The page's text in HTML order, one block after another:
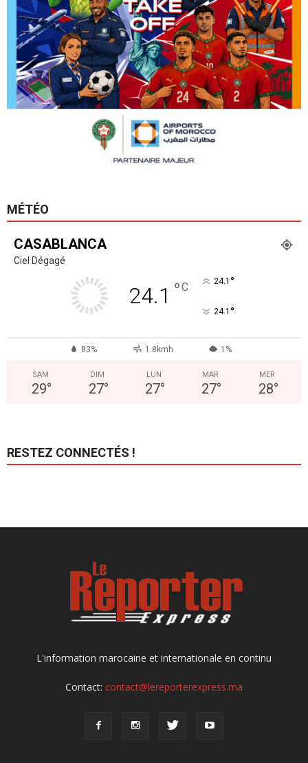
MÉTÉO
CASABLANCA
Ciel Dégagé
24.1 °C 24.1 °
24.1 °
83% 1.8kmh 1%
SAM
29°
DIM
27°
LUN
27°
MAR
27°
MER
28°
RESTEZ CONNECTÉS !
L'information marocaine et internationale en continu
Contact: contact@lereporterexpress.ma